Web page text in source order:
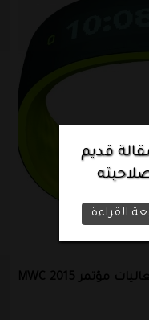
قديم
القراءة
كشفت شركة اتش تي تسي ضمن فعاليات مؤتمر MWC 2015